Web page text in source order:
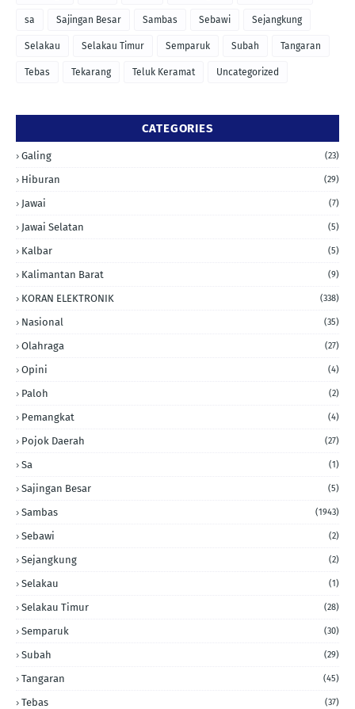
sa Sajingan Besar Sambas Sebawi Sejangkung
Selakau Selakau Timur Semparuk Subah Tangaran
Tebas Tekarang Teluk Keramat Uncategorized
CATEGORIES
Galing (23)
Hiburan (29)
Jawai (7)
Jawai Selatan (5)
Kalbar (5)
Kalimantan Barat (9)
KORAN ELEKTRONIK (338)
Nasional (35)
Olahraga (27)
Opini (4)
Paloh (2)
Pemangkat (4)
Pojok Daerah (27)
Sa (1)
Sajingan Besar (5)
Sambas (1943)
Sebawi (2)
Sejangkung (2)
Selakau (1)
Selakau Timur (28)
Semparuk (30)
Subah (29)
Tangaran (45)
Tebas (37)